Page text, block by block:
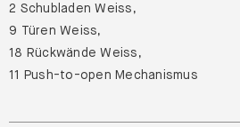
2 Schubladen Weiss,
9 Türen Weiss,
18 Rückwände Weiss,
11 Push-to-open Mechanismus